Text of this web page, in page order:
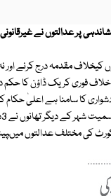
پر عدالتوں نے غیرقانونی
کیخلاف مقدمہ درج کرنے اور
فوری کریک ڈاؤن کا حکم
کا سامنا ہے اعلیٰ حکام کے
کورٹ کی مختلف عدالتوں